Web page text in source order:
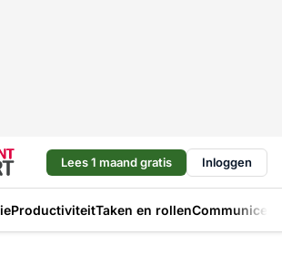
Lees 1 maand gratis Inloggen
ProductiviteitTaken en rollen